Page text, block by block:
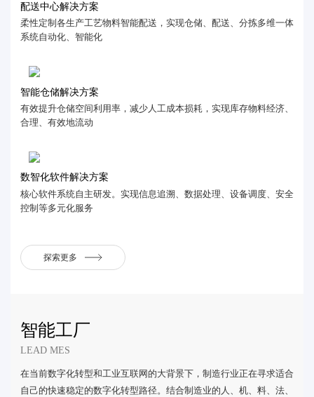
配送中心解决方案
柔性定制各生产工艺物料智能配送，实现仓储、配送、分拣多维一体
系统自动化、智能化
智能仓储解决方案
有效提升仓储空间利用率，减少人工成本损耗，实现库存物料经济、
合理、有效地流动
数智化软件解决方案
核心软件系统自主研发。实现信息追溯、数据处理、设备调度、安全
控制等多元化服务
探索更多
智能工厂
LEAD MES
在当前数字化转型和工业互联网的大背景下，制造行业正在寻求适合
自己的快速稳定的数字化转型路径。结合制造业的人、机、料、法、